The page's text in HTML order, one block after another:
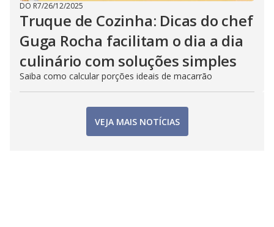
DO R7/26/12/2025
Truque de Cozinha: Dicas do chef
Guga Rocha facilitam o dia a dia
culinário com soluções simples
Saiba como calcular porções ideais de macarrão
VEJA MAIS NOTÍCIAS